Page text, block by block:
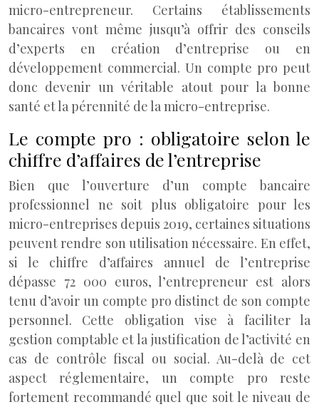
micro-entrepreneur. Certains établissements
bancaires vont même jusqu’à offrir des conseils
d’experts en création d’entreprise ou en
développement commercial. Un compte pro peut
donc devenir un véritable atout pour la bonne
santé et la pérennité de la micro-entreprise.
Le compte pro : obligatoire selon le
chiffre d’affaires de l’entreprise
Bien que l’ouverture d’un compte bancaire
professionnel ne soit plus obligatoire pour les
micro-entreprises depuis 2019, certaines situations
peuvent rendre son utilisation nécessaire. En effet,
si le chiffre d’affaires annuel de l’entreprise
dépasse 72 000 euros, l’entrepreneur est alors
tenu d’avoir un compte pro distinct de son compte
personnel. Cette obligation vise à faciliter la
gestion comptable et la justification de l’activité en
cas de contrôle fiscal ou social. Au-delà de cet
aspect réglementaire, un compte pro reste
fortement recommandé quel que soit le niveau de